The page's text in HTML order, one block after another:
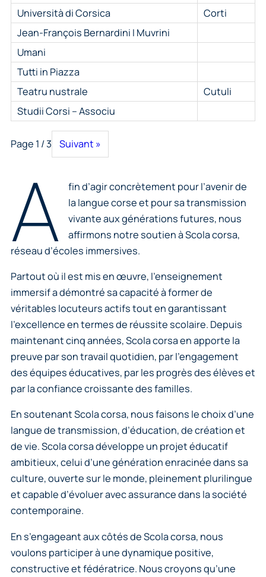
Università di Corsica
Corti
Jean-François Bernardini I Muvrini
Umani
Tutti in Piazza
Teatru nustrale
Cutuli
Studii Corsi – Associu
Page 1 / 3 Suivant »
A
fin d’agir concrètement pour l’avenir de
la langue corse et pour sa transmission
vivante aux générations futures, nous
affirmons notre soutien à Scola corsa,
réseau d’écoles immersives.
Partout où il est mis en œuvre, l’enseignement
immersif a démontré sa capacité à former de
véritables locuteurs actifs tout en garantissant
l’excellence en termes de réussite scolaire. Depuis
maintenant cinq années, Scola corsa en apporte la
preuve par son travail quotidien, par l’engagement
des équipes éducatives, par les progrès des élèves et
par la confiance croissante des familles.
En soutenant Scola corsa, nous faisons le choix d’une
langue de transmission, d’éducation, de création et
de vie. Scola corsa développe un projet éducatif
ambitieux, celui d’une génération enracinée dans sa
culture, ouverte sur le monde, pleinement plurilingue
et capable d’évoluer avec assurance dans la société
contemporaine.
En s’engageant aux côtés de Scola corsa, nous
voulons participer à une dynamique positive,
constructive et fédératrice. Nous croyons qu’une